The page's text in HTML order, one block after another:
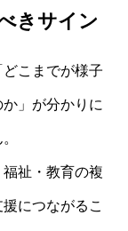
きサイン
こまでが様子
」が分かりに
祉・教育の複
につながるこ